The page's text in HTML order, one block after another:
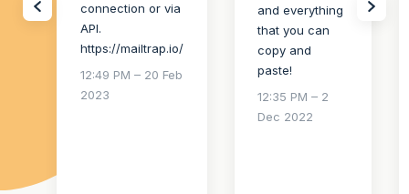
connection or via
API.
https://mailtrap.io/
12:49 PM – 20 Feb
2023
and everything
that you can
copy and
paste!
12:35 PM – 2
Dec 2022